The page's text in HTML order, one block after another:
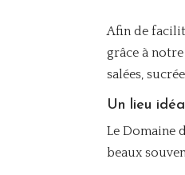
Afin de
grâce à
salées,
Un lieu
Le Domaine
beaux